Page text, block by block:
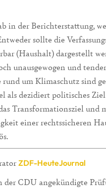
in der Berichterstattung,
sollte die
(Haushalt) dargestellt
unausgewogen und
um Klimaschutz sind
als dezidiert politisches
Transformationsziel und
einer rechtssicheren
ZDF-HeuteJournal
CDU angekündigte